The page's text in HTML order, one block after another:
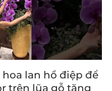
lan hồ điệp để
trên lũa gỗ tặng